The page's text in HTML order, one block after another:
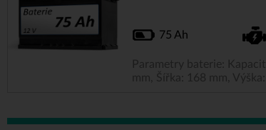
75 Ah
Parametry baterie:
mm, Šířka: 168 mm,